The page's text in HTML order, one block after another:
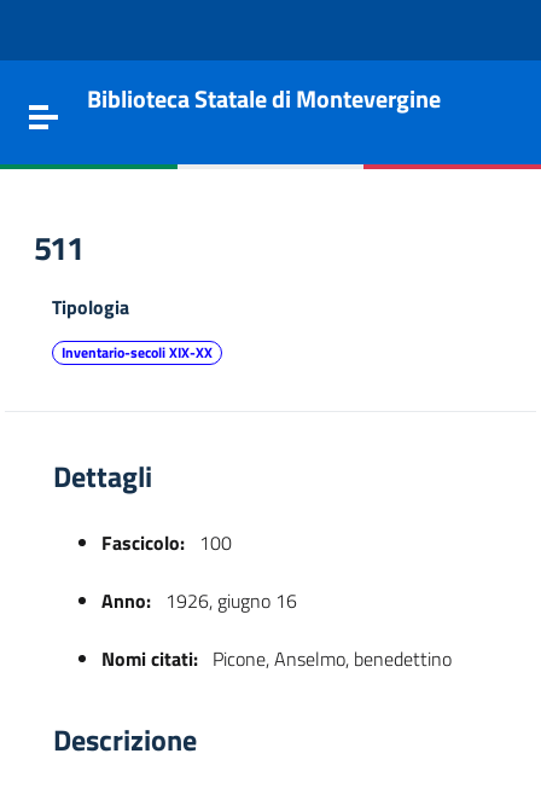
Toggle navigation
Biblioteca Statale di Montevergine
511
Tipologia
Inventario-secoli XIX-XX
Dettagli
Fascicolo: 100
Anno: 1926, giugno 16
Nomi citati: Picone, Anselmo, benedettino
Descrizione